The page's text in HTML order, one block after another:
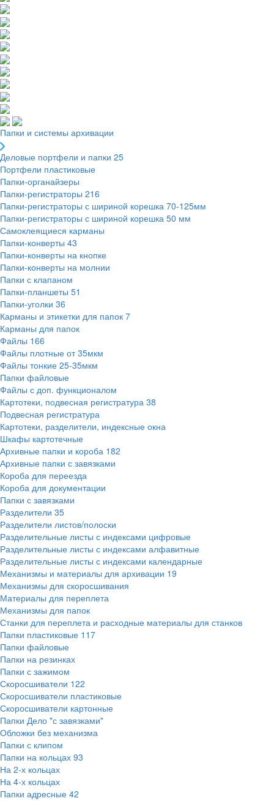
Папки и системы архивации
Деловые портфели и папки 25
Портфели пластиковые
Папки-органайзеры
Папки-регистраторы 216
Папки-регистраторы с шириной корешка 70-125мм
Папки-регистраторы с шириной корешка 50 мм
Самоклеящиеся карманы
Папки-конверты 43
Папки-конверты на кнопке
Папки-конверты на молнии
Папки с клапаном
Папки-планшеты 51
Папки-уголки 36
Карманы и этикетки для папок 7
Карманы для папок
Файлы 166
Файлы плотные от 35мкм
Файлы тонкие 25-35мкм
Папки файловые
Файлы с доп. функционалом
Картотеки, подвесная регистратура 38
Подвесная регистратура
Картотеки, разделители, индексные окна
Шкафы картотечные
Архивные папки и короба 182
Архивные папки с завязками
Короба для переезда
Короба для документации
Папки с завязками
Разделители 35
Разделители листов/полоски
Разделительные листы с индексами цифровые
Разделительные листы с индексами алфавитные
Разделительные листы с индексами календарные
Механизмы и материалы для архивации 19
Механизмы для скоросшивания
Материалы для переплета
Механизмы для папок
Станки для переплета и расходные материалы для станков
Папки пластиковые 117
Папки файловые
Папки на резинках
Папки с зажимом
Скоросшиватели 122
Скоросшиватели пластиковые
Скоросшиватели картонные
Папки Дело "с завязками"
Обложки без механизма
Папки с клипом
Папки на кольцах 93
На 2-х кольцах
На 4-х кольцах
Папки адресные 42